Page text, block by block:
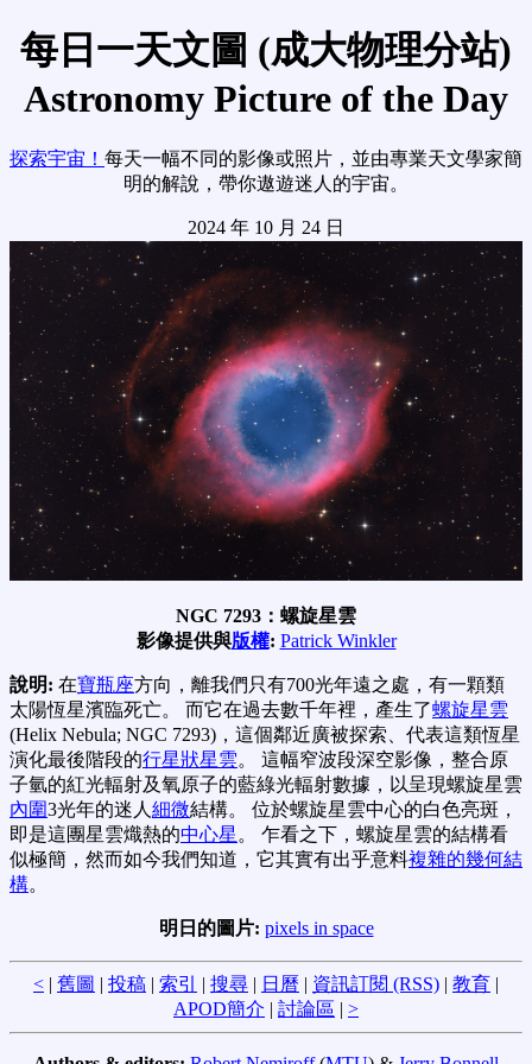
每日一天文圖 (成大物理分站)
Astronomy Picture of the Day
探索宇宙！ 每天一幅不同的影像或照片，並由專業天文學家簡
明的解說，帶你遨遊迷人的宇宙。
2024 年 10 月 24 日
NGC 7293：螺旋星雲
影像提供與版權: Patrick Winkler
說明: 在寶瓶座方向，離我們只有700光年遠之處，有一顆類
太陽恆星濱臨死亡。 而它在過去數千年裡，產生了螺旋星雲
(Helix Nebula; NGC 7293)，這個鄰近廣被探索、代表這類恆星
演化最後階段的行星狀星雲。 這幅窄波段深空影像，整合原
子氫的紅光輻射及氧原子的藍綠光輻射數據，以呈現螺旋星雲
內圍3光年的迷人 細微結構。 位於螺旋星雲中心的白色亮斑，
即是這團星雲熾熱的中心星 。 乍看之下，螺旋星雲的結構看
似極簡，然而如今我們知道，它其實有出乎意料複雜的幾何結
構。
明日的圖片: pixels in space
< | 舊圖 | 投稿 | 索引 | 搜尋 | 日曆 | 資訊訂閱 (RSS) | 教育 |
APOD簡介 | 討論區 | >